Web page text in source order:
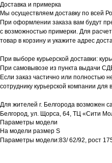
Доставка и примерка
Мы осуществляем доставку по всей
При оформлении заказа вам будут
с возможностью примерки. Для
товар в корзину и укажите адрес
При выборе курьерской доставки:
При самовывозе из пункта выдачи
Если заказ частично или полностью
сотруднику курьерской компании для
Для жителей г. Белгорода возможен
Белгород, ул. Щорса, 64, ТЦ «Сити
Параметры модели
На модели размер S
Параметры модели:83/ 62/92, рост